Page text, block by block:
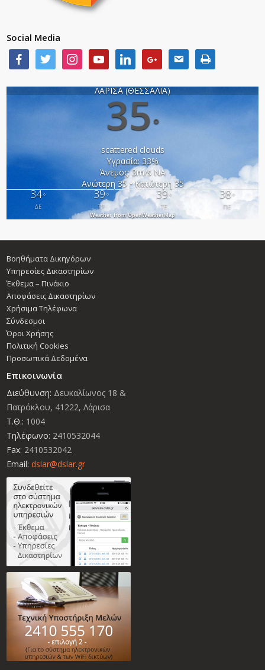
Social Media
ΛΑΡΙΣΑ (ΘΕΣΣΑΛΙΑ)
35°
scattered clouds
Υγρασία: 33%
Άνεμος: 3m/s ΝΑ
Ανώτερη 35 • Κατώτερη 35
34°
ΔΕ
39°
ΤΡ
39°
ΤΕ
38°
ΠΕ
Weather from OpenWeatherMap
Βοηθήματα Δικηγόρων
Υπηρεσίες Δικαστηρίων
Έκθεμα – Πινάκιο
Αποφάσεις Δικαστηρίων
Χρήσιμα Τηλέφωνα
Σύνδεσμοι
Όροι Χρήσης
Πολιτική Cookies
Προσωπικά Δεδομένα
Επικοινωνία
Διεύθυνση: Δευκαλίωνος 18 &
Πατρόκλου, 41222, Λάρισα
Τ.Θ.: 1004
Τηλέφωνο: 2410532044
Fax: 2410532042
Email: dslar@dslar.gr